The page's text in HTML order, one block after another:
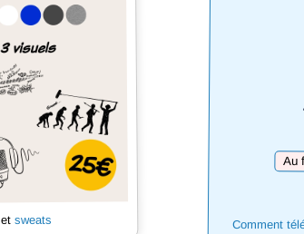
Comment
etsweats